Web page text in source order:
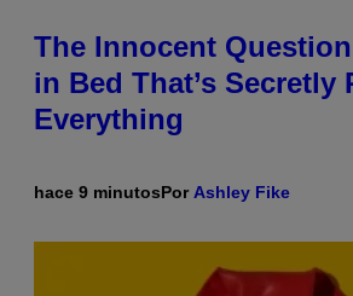
The Innocent
in Bed That’s Secretly
Everything
hace 9 minutosPor Ashley Fike